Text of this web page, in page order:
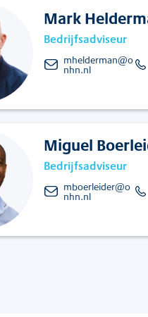
Mark
Bedrijfsadviseur
mhelderman@o
nhn.nl
Miguel
Bedrijfsadviseur
mboerleider@o
nhn.nl